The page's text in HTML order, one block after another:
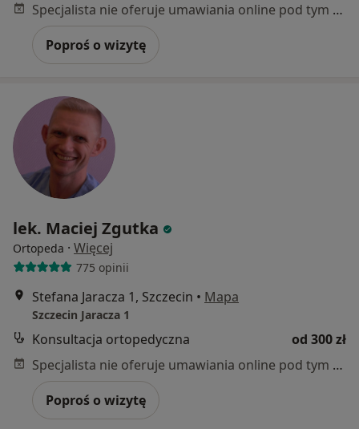
Specjalista nie oferuje umawiania online pod tym adresem.
Poproś o wizytę
lek. Maciej Zgutka
Ortopeda · Więcej
775 opinii
Stefana Jaracza 1, Szczecin • Mapa
Szczecin Jaracza 1
Konsultacja ortopedyczna
od 300 zł
Specjalista nie oferuje umawiania online pod tym adresem.
Poproś o wizytę